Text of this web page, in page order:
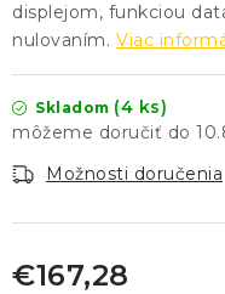
displejom, funkciou
nulovaním. Viac
Skladom (4 ks)
Možnosti doručenia
€167,28